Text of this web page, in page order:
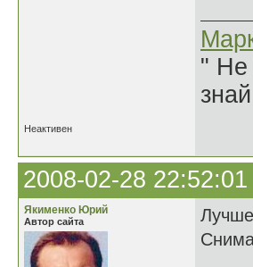
" Не
Неактивен
2008-02-28 22:52:01
Якименко Юрий
Автор сайта